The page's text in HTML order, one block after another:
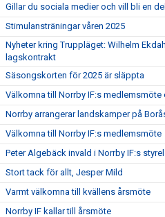
Gillar du sociala medier och vill bli en
Stimulansträningar våren 2025
Nyheter kring Truppläget: Wilhelm
lagskontrakt
Säsongskorten för 2025 är släppta
Välkomna till Norrby IF:s medlemsmöte
Norrby arrangerar landskamper på
Välkomna till Norrby IF:s medlemsmöte
Peter Algebäck invald i Norrby IF:s
Stort tack för allt, Jesper Mild
Varmt välkomna till kvällens årsmöte
Norrby IF kallar till årsmöte